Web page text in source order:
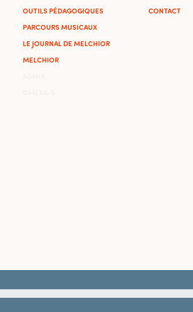
OUTILS PÉDAGOGIQUES
PARCOURS MUSICAUX
LE JOURNAL DE MELCHIOR
MELCHIOR
CONTACT